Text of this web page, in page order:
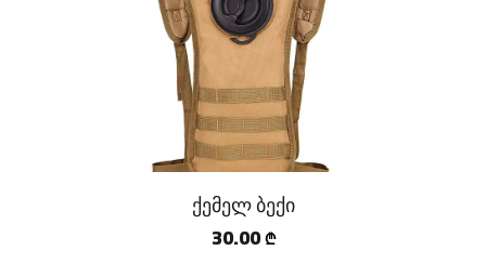
ქემელ ბექი
30.00 ₾